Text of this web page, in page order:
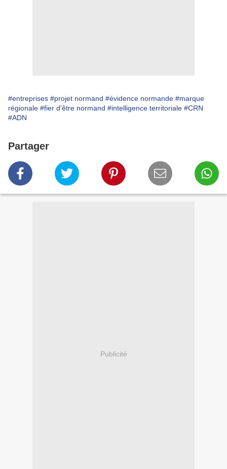
#entreprises #projet normand #évidence normande #marque
régionale #fier d'être normand #intelligence territoriale #CRN
#ADN
Partager
Publicité